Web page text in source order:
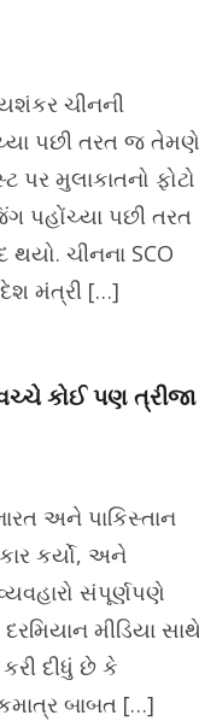
ચીનની
પછી તરત જ
પર મુલાકાતનો ફોટો
પહોંચ્યા પછી તરત
ચીનના SCO
મંત્રી […]
કોઈ પણ ત્રીજા
અને પાકિસ્તાન
કર્યો, અને
સંપૂર્ણપણે
મીડિયા
દીધું છે કે
બાબત […]